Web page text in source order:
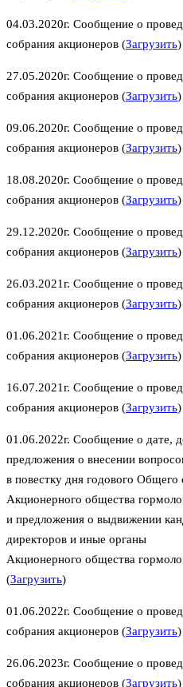
04.03.2020г. Сообщение о
собрания акционеров (Загрузить)
27.05.2020г. Сообщение о
собрания акционеров (Загрузить)
09.06.2020г. Сообщение о
собрания акционеров (Загрузить)
18.08.2020г. Сообщение о
собрания акционеров (Загрузить)
29.12.2020г. Сообщение о
собрания акционеров (Загрузить)
26.03.2021г. Сообщение о
собрания акционеров (Загрузить)
01.06.2021г. Сообщение о
собрания акционеров (Загрузить)
16.07.2021г. Сообщение о
собрания акционеров (Загрузить)
01.06.2022г. Сообщение о дате,
предложения о внесении
в повестку дня годового Общего
Акционерного общества
и предложения о выдвижении
директоров и иные органы
Акционерного общества
(Загрузить)
01.06.2022г. Сообщение о
собрания акционеров (Загрузить)
26.06.2023г. Сообщение о
собрания акционеров (Загрузить)